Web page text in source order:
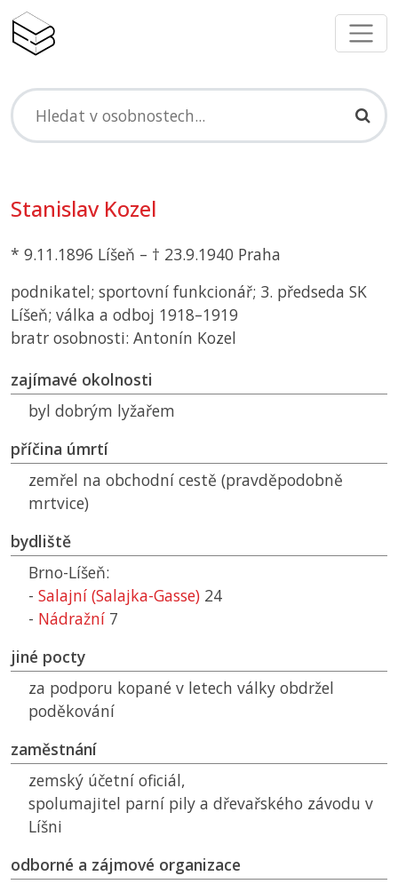
Stanislav Kozel
* 9.11.1896 Líšeň – † 23.9.1940 Praha
podnikatel; sportovní funkcionář; 3. předseda SK
Líšeň; válka a odboj 1918–1919
bratr osobnosti: Antonín Kozel
zajímavé okolnosti
byl dobrým lyžařem
příčina úmrtí
zemřel na obchodní cestě (pravděpodobně
mrtvice)
bydliště
Brno-Líšeň:
- Salajní (Salajka-Gasse) 24
- Nádražní 7
jiné pocty
za podporu kopané v letech války obdržel
poděkování
zaměstnání
zemský účetní oficiál,
spolumajitel parní pily a dřevařského závodu v
Líšni
odborné a zájmové organizace